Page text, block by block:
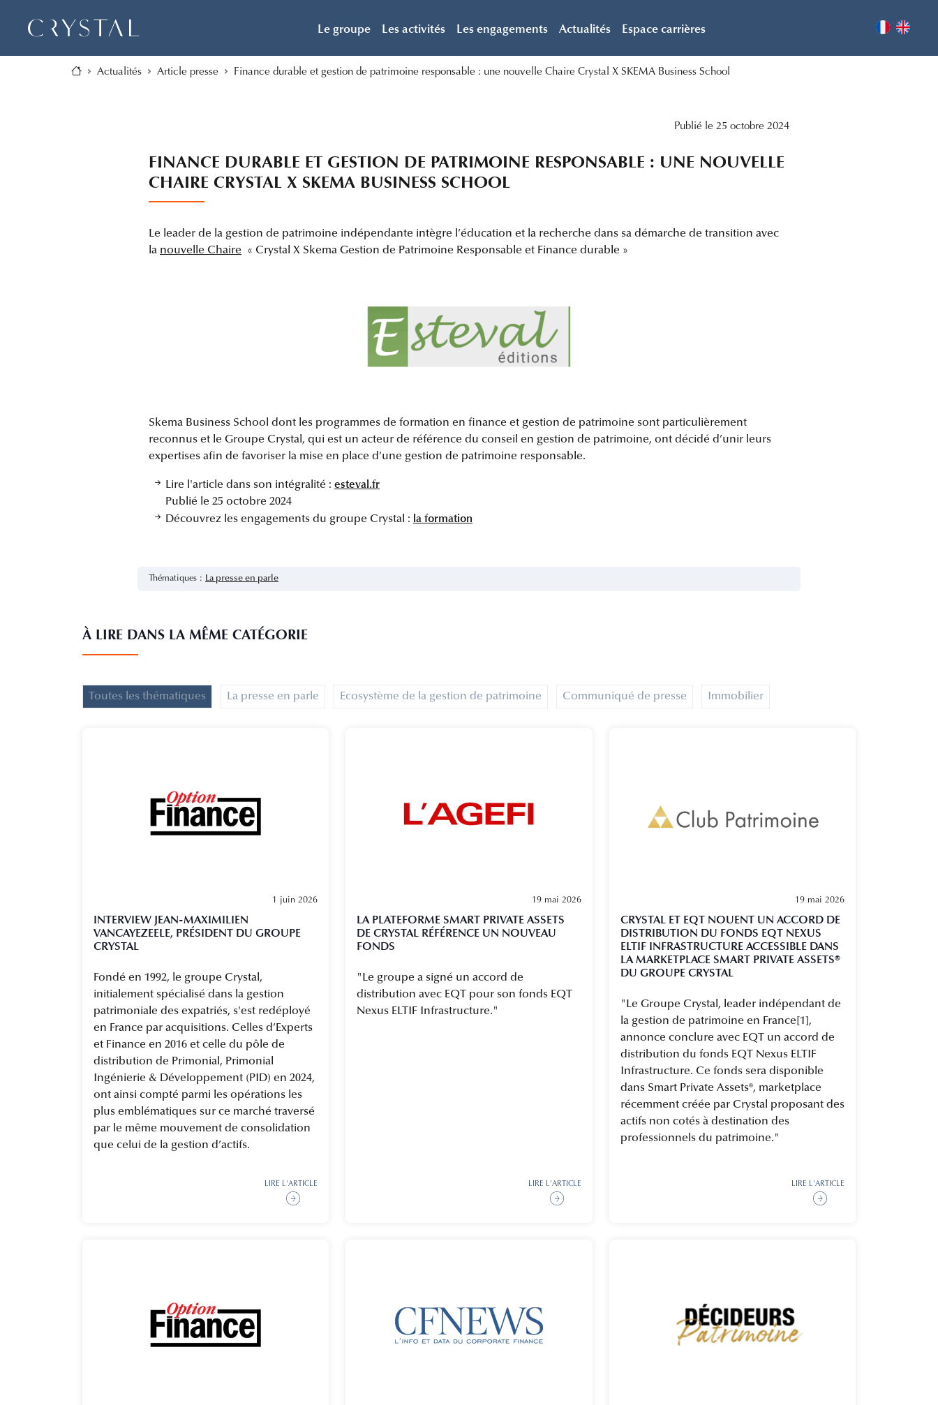
Le groupe Les activités Les engagements Actualités Espace carrières
Actualités Article presse Finance durable et gestion de patrimoine responsable : une nouvelle Chaire Crystal X SKEMA Business School
Publié le 25 octobre 2024
FINANCE DURABLE ET GESTION DE PATRIMOINE RESPONSABLE : UNE NOUVELLE
CHAIRE CRYSTAL X SKEMA BUSINESS SCHOOL
Le leader de la gestion de patrimoine indépendante intègre l’éducation et la recherche dans sa démarche de transition avec
la nouvelle Chaire « Crystal X Skema Gestion de Patrimoine Responsable et Finance durable »
Skema Business School dont les programmes de formation en finance et gestion de patrimoine sont particulièrement
reconnus et le Groupe Crystal, qui est un acteur de référence du conseil en gestion de patrimoine, ont décidé d’unir leurs
expertises afin de favoriser la mise en place d’une gestion de patrimoine responsable.
Lire l'article dans son intégralité : esteval.fr
Publié le 25 octobre 2024
Découvrez les engagements du groupe Crystal : la formation
Thématiques : La presse en parle
À LIRE DANS LA MÊME CATÉGORIE
Toutes les thématiques La presse en parle Ecosystème de la gestion de patrimoine Communiqué de presse Immobilier
1 juin 2026
INTERVIEW JEAN-MAXIMILIEN
VANCAYEZEELE, PRÉSIDENT DU GROUPE
CRYSTAL
Fondé en 1992, le groupe Crystal,
initialement spécialisé dans la gestion
patrimoniale des expatriés, s'est redéployé
en France par acquisitions. Celles d’Experts
et Finance en 2016 et celle du pôle de
distribution de Primonial, Primonial
Ingénierie & Développement (PID) en 2024,
ont ainsi compté parmi les opérations les
plus emblématiques sur ce marché traversé
par le même mouvement de consolidation
que celui de la gestion d’actifs.
LIRE L'ARTICLE
19 mai 2026
LA PLATEFORME SMART PRIVATE ASSETS
DE CRYSTAL RÉFÉRENCE UN NOUVEAU
FONDS
"Le groupe a signé un accord de
distribution avec EQT pour son fonds EQT
Nexus ELTIF Infrastructure."
LIRE L'ARTICLE
19 mai 2026
CRYSTAL ET EQT NOUENT UN ACCORD DE
DISTRIBUTION DU FONDS EQT NEXUS
ELTIF INFRASTRUCTURE ACCESSIBLE DANS
LA MARKETPLACE SMART PRIVATE ASSETS®
DU GROUPE CRYSTAL
"Le Groupe Crystal, leader indépendant de
la gestion de patrimoine en France[1],
annonce conclure avec EQT un accord de
distribution du fonds EQT Nexus ELTIF
Infrastructure. Ce fonds sera disponible
dans Smart Private Assets®, marketplace
récemment créée par Crystal proposant des
actifs non cotés à destination des
professionnels du patrimoine."
LIRE L'ARTICLE